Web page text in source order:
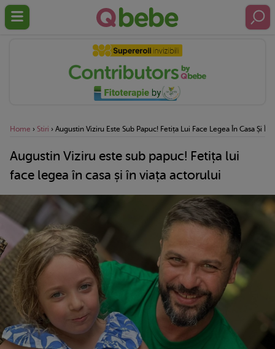
Home › Stiri › Augustin Viziru Este Sub Papuc! Fetița Lui Face Legea În Casa Și În
Augustin Viziru este sub papuc! Fetița lui
face legea în casa și în viața actorului